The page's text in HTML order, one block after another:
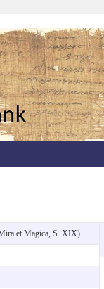
et Magica, S. XIX).